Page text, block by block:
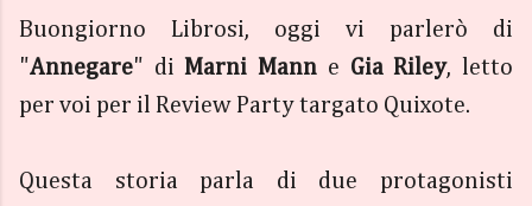
Buongiorno Librosi, oggi vi parlerò di
"Annegare" diMarni Mann e Gia Riley, letto
per voi per il Review Party targato Quixote.
Questa storia parla di due protagonisti